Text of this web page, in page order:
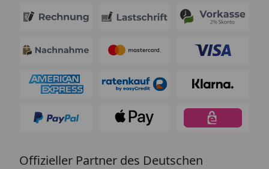
Offizieller Partner des Deutschen